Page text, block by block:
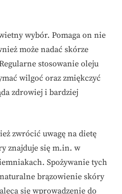
wybór. Pomaga on nie
może nadać skórze
stosowanie oleju
wilgoć oraz zmiękczyć
zdrowiej i bardziej
zwrócić uwagę na dietę
znajduje się m.in. w
Spożywanie tych
brązowienie skóry
się wprowadzenie do